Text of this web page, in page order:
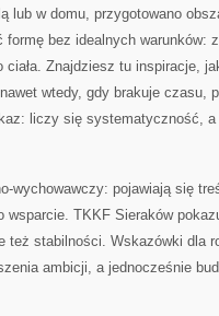
lub w domu, przygotowano
formę bez idealnych warunków:
ciała. Znajdziesz tu inspiracje,
wtedy, gdy brakuje czasu,
liczy się systematyczność,
wychowawczy: pojawiają się
wsparcie. TKKF Sieraków
też stabilności. Wskazówki dla
ambicji, a jednocześnie